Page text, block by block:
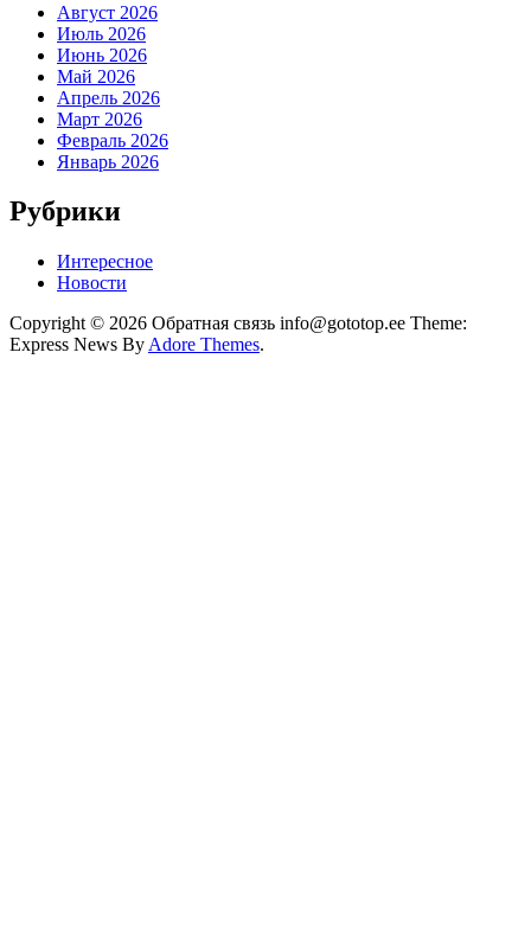
Август 2026
Июль 2026
Июнь 2026
Май 2026
Апрель 2026
Март 2026
Февраль 2026
Январь 2026
Рубрики
Интересное
Новости
Copyright © 2026 Обратная связь info@gototop.ee Theme:
Express News By Adore Themes.